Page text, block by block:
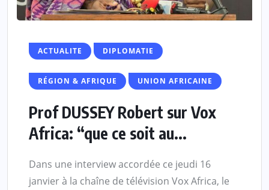
ACTUALITE DIPLOMATIE
RÉGION & AFRIQUE UNION AFRICAINE
Prof DUSSEY Robert sur Vox
Africa: “que ce soit au...
Dans une interview accordée ce jeudi 16
janvier à la chaîne de télévision Vox Africa, le